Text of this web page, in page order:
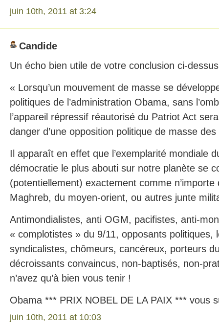
juin 10th, 2011 at 3:24
Candide
Un écho bien utile de votre conclusion ci-
« Lorsqu’un mouvement de masse se
politiques de l’administration Obama, sans
l’appareil répressif réautorisé du Patriot Act
danger d’une opposition politique de masse
Il apparaît en effet que l’exemplarité mondiale
démocratie le plus abouti sur notre planète se
(potentiellement) exactement comme
Maghreb, du moyen-orient, ou autres junte
Antimondialistes, anti OGM, pacifistes, anti-
« complotistes » du 9/11, opposants politiques,
syndicalistes, chômeurs, cancéreux, porteurs
décroissants convaincus, non-baptisés, non-
n’avez qu’à bien vous tenir !
Obama *** PRIX NOBEL DE LA PAIX *** vous
juin 10th, 2011 at 10:03